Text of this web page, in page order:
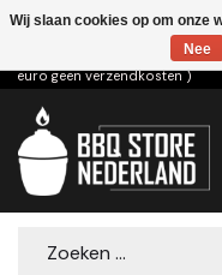
Voor 15.00u besteld dezelfde
euro geen verzendkosten )
Zoeken
Wij slaan cookies op om onze
Nee